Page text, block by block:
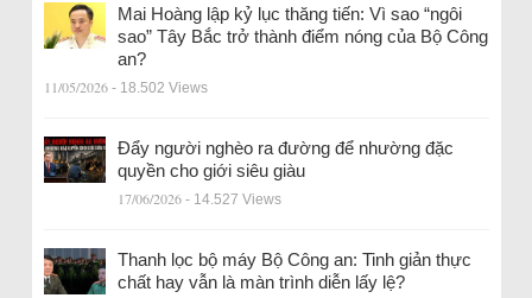
Mai Hoàng lập kỷ lục thăng tiến: Vì sao “ngôi
sao” Tây Bắc trở thành điểm nóng của Bộ Công
an?
11/05/2026 - 18.502 Views
Đẩy người nghèo ra đường để nhường đặc
quyền cho giới siêu giàu
17/06/2026 - 14.527 Views
Thanh lọc bộ máy Bộ Công an: Tinh giản thực
chất hay vẫn là màn trình diễn lấy lệ?